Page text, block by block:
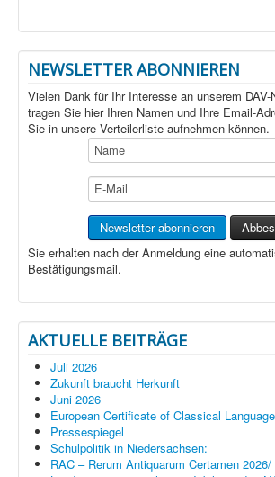
NEWSLETTER ABONNIEREN
Vielen Dank für Ihr Interesse an unserem
tragen Sie hier Ihren Namen und Ihre Email-
Sie in unsere Verteilerliste aufnehmen können.
Sie erhalten nach der Anmeldung eine
Bestätigungsmail.
AKTUELLE BEITRÄGE
Juli 2026
Zukunft braucht Herkunft
Juni 2026
European Certificate of Classical
Pressespiegel
Schulpolitik in Niedersachsen:
RAC – Rerum Antiquarum Certamen 2026/